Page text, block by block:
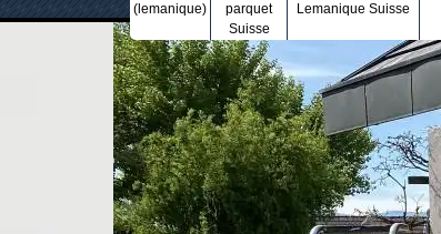
(lemanique)
parquet
Suisse
Lemanique Suisse